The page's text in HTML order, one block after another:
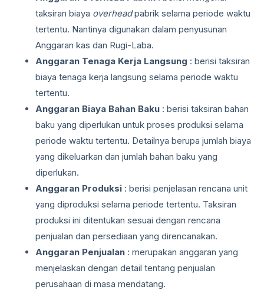
taksiran biaya overheadpabrik selama periode waktu
tertentu. Nantinya digunakan dalam penyusunan
Anggaran kas dan Rugi-Laba.
Anggaran Tenaga Kerja Langsung : berisi taksiran
biaya tenaga kerja langsung selama periode waktu
tertentu.
Anggaran Biaya Bahan Baku : berisi taksiran bahan
baku yang diperlukan untuk proses produksi selama
periode waktu tertentu. Detailnya berupa jumlah biaya
yang dikeluarkan dan jumlah bahan baku yang
diperlukan.
Anggaran Produksi : berisi penjelasan rencana unit
yang diproduksi selama periode tertentu. Taksiran
produksi ini ditentukan sesuai dengan rencana
penjualan dan persediaan yang direncanakan.
Anggaran Penjualan : merupakan anggaran yang
menjelaskan dengan detail tentang penjualan
perusahaan di masa mendatang.